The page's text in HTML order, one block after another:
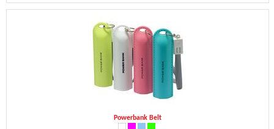
Powerbank Belt